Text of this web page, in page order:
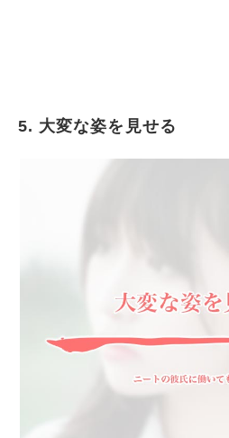
5. 大変な姿を見せる